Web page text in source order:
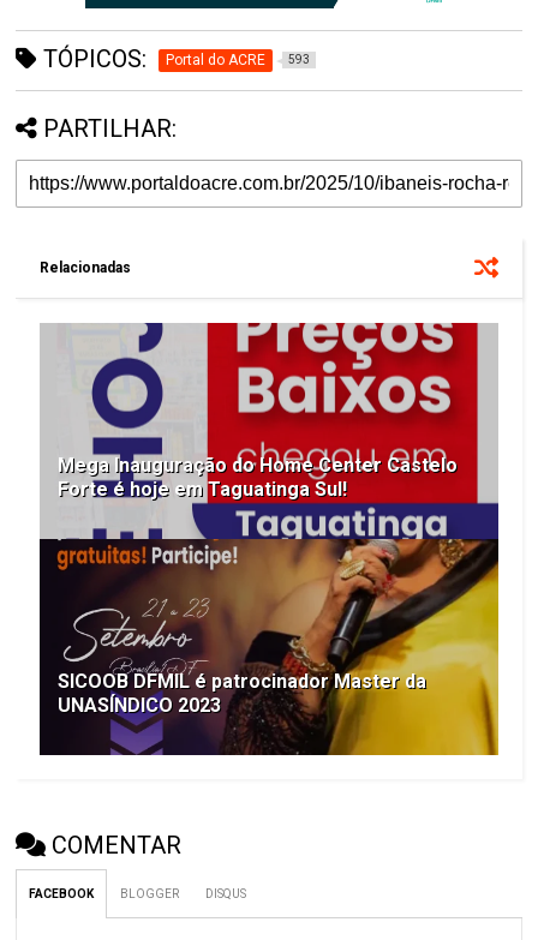
TÓPICOS: Portal do ACRE 593
PARTILHAR:
Relacionadas
Mega Inauguração do Home Center Castelo
Forte é hoje em Taguatinga Sul!
SICOOB DFMIL é patrocinador Master da
UNASÍNDICO 2023
COMENTAR
FACEBOOK BLOGGER DISQUS